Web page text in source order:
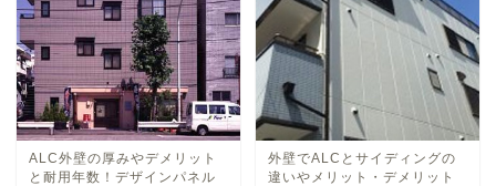
ALC外壁の厚みやデメリット
と耐用年数！デザインパネル
外壁でALCとサイディングの
違いやメリット・デメリット